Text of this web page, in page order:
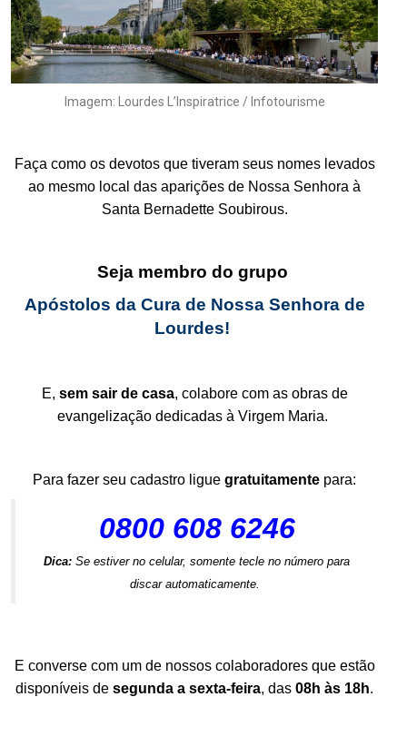
Imagem: Lourdes L’Inspiratrice / Infotourisme
Faça como os devotos que tiveram seus nomes levados
ao mesmo local das aparições de Nossa Senhora à
Santa Bernadette Soubirous.
Seja membro do grupo
Apóstolos da Cura de Nossa Senhora de
Lourdes!
E, sem sair de casa, colabore com as obras de
evangelização dedicadas à Virgem Maria.
Para fazer seu cadastro ligue gratuitamente para:
0800 608 6246
Dica: Se estiver no celular, somente tecle no número para
discar automaticamente.
E converse com um de nossos colaboradores que estão
disponíveis de segunda a sexta-feira, das 08h às 18h.